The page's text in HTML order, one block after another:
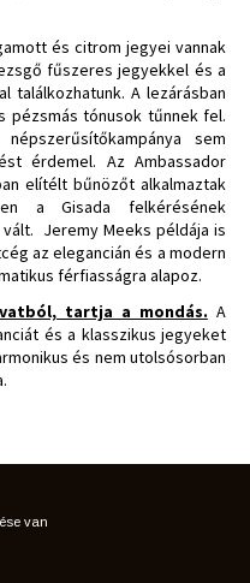
és citrom jegyei vannak
fűszeres jegyekkel és a
találkozhatunk. A lezárásban
pézsmás tónusok tűnnek fel.
sem
érdemel. Az Ambassador
elítélt bűnözőt alkalmaztak
a Gisada felkérésének
Jeremy Meeks példája is
az elegancián és a modern
férfiasságra alapoz.
tartja a mondás. A
és a klasszikus jegyeket
és nem utolsósorban
van